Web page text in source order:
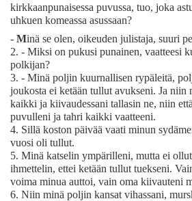
kirkkaanpunaisessa puvussa, tuo, joka
uhkuen komeassa asussaan?
- Minä se olen, oikeuden julistaja, suuri
2. - Miksi on pukusi punainen, vaatteesi
polkijan?
3. - Minä poljin kuurnallisen rypäleitä,
joukosta ei ketään tullut avukseni. Ja niin
kaikki ja kiivaudessani tallasin ne, niin
puvulleni ja tahri kaikki vaatteeni.
4. Sillä koston päivää vaati minun
vuosi oli tullut.
5. Minä katselin ympärilleni, mutta ei
ihmettelin, ettei ketään tullut tuekseni.
voima minua auttoi, vain oma kiivauteni
6. Niin minä poljin kansat vihassani,